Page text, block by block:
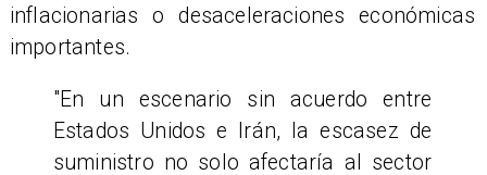
inflacionarias o desaceleraciones económicas
importantes.
"En un escenario sin acuerdo entre
Estados Unidos e Irán, la escasez de
suministro no solo afectaría al sector